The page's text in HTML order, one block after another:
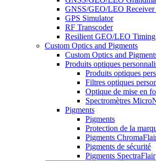
GNSS/GEO/LEO Receiver
GPS Simulator
RF Transcoder
Resilient GEO/LEO Timing
Custom Optics and Pigments
Custom Optics and
Produits optiques
Produits optiques
Filtres optiques
Optique de mise en
Spectromètres
Pigments
Pigments
Protection de la
Pigments
Pigments de sécurité
Pigments SpectraFlair